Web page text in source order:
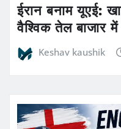
ईरान बनाम यूएई:
वैश्विक तेल बाजार
Keshav kaushik